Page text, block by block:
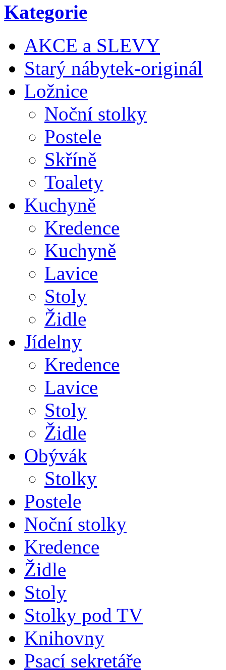
Kategorie
AKCE a SLEVY
Starý nábytek-originál
Ložnice
Noční stolky
Postele
Skříně
Toalety
Kuchyně
Kredence
Kuchyně
Lavice
Stoly
Židle
Jídelny
Kredence
Lavice
Stoly
Židle
Obývák
Stolky
Postele
Noční stolky
Kredence
Židle
Stoly
Stolky pod TV
Knihovny
Psací sekretáře